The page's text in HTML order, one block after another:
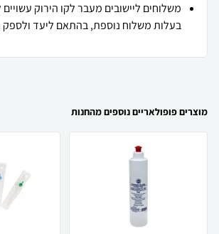
משלוחים ליישובים מעבר לקו הירוק עשויים
בעלות משלוח נוספת, בהתאם ליעד
מוצרים פופולאריים נוספים מהחנות